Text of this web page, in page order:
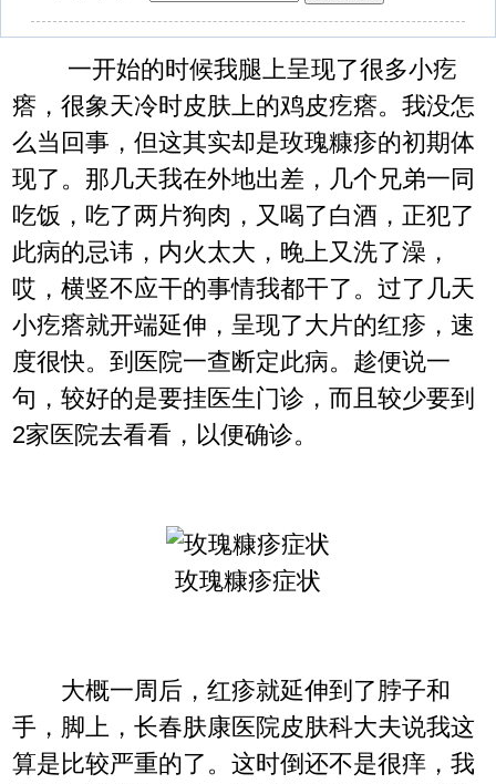
一开始的时候我腿上呈现了很多小疙
瘩，很象天冷时皮肤上的鸡皮疙瘩。我没怎
么当回事，但这其实却是玫瑰糠疹的初期体
现了。那几天我在外地出差，几个兄弟一同
吃饭，吃了两片狗肉，又喝了白酒，正犯了
此病的忌讳，内火太大，晚上又洗了澡，
哎，横竖不应干的事情我都干了。过了几天
小疙瘩就开端延伸，呈现了大片的红疹，速
度很快。到医院一查断定此病。趁便说一
句，较好的是要挂医生门诊，而且较少要到
2家医院去看看，以便确诊。
玫瑰糠疹症状
大概一周后，红疹就延伸到了脖子和
手，脚上，长春肤康医院皮肤科大夫说我这
算是比较严重的了。这时倒还不是很痒，我